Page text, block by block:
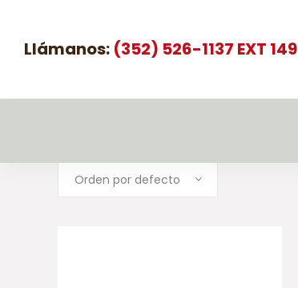
Llámanos: (352) 526-1137 EXT 149
Orden por defecto